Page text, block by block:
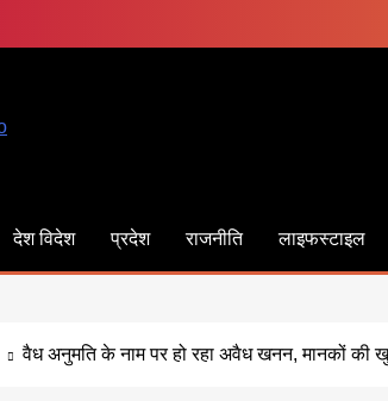
देश विदेश प्रदेश राजनीति लाइफस्टाइल
वैध अनुमति के नाम पर हो रहा अवैध खनन, मानकों की